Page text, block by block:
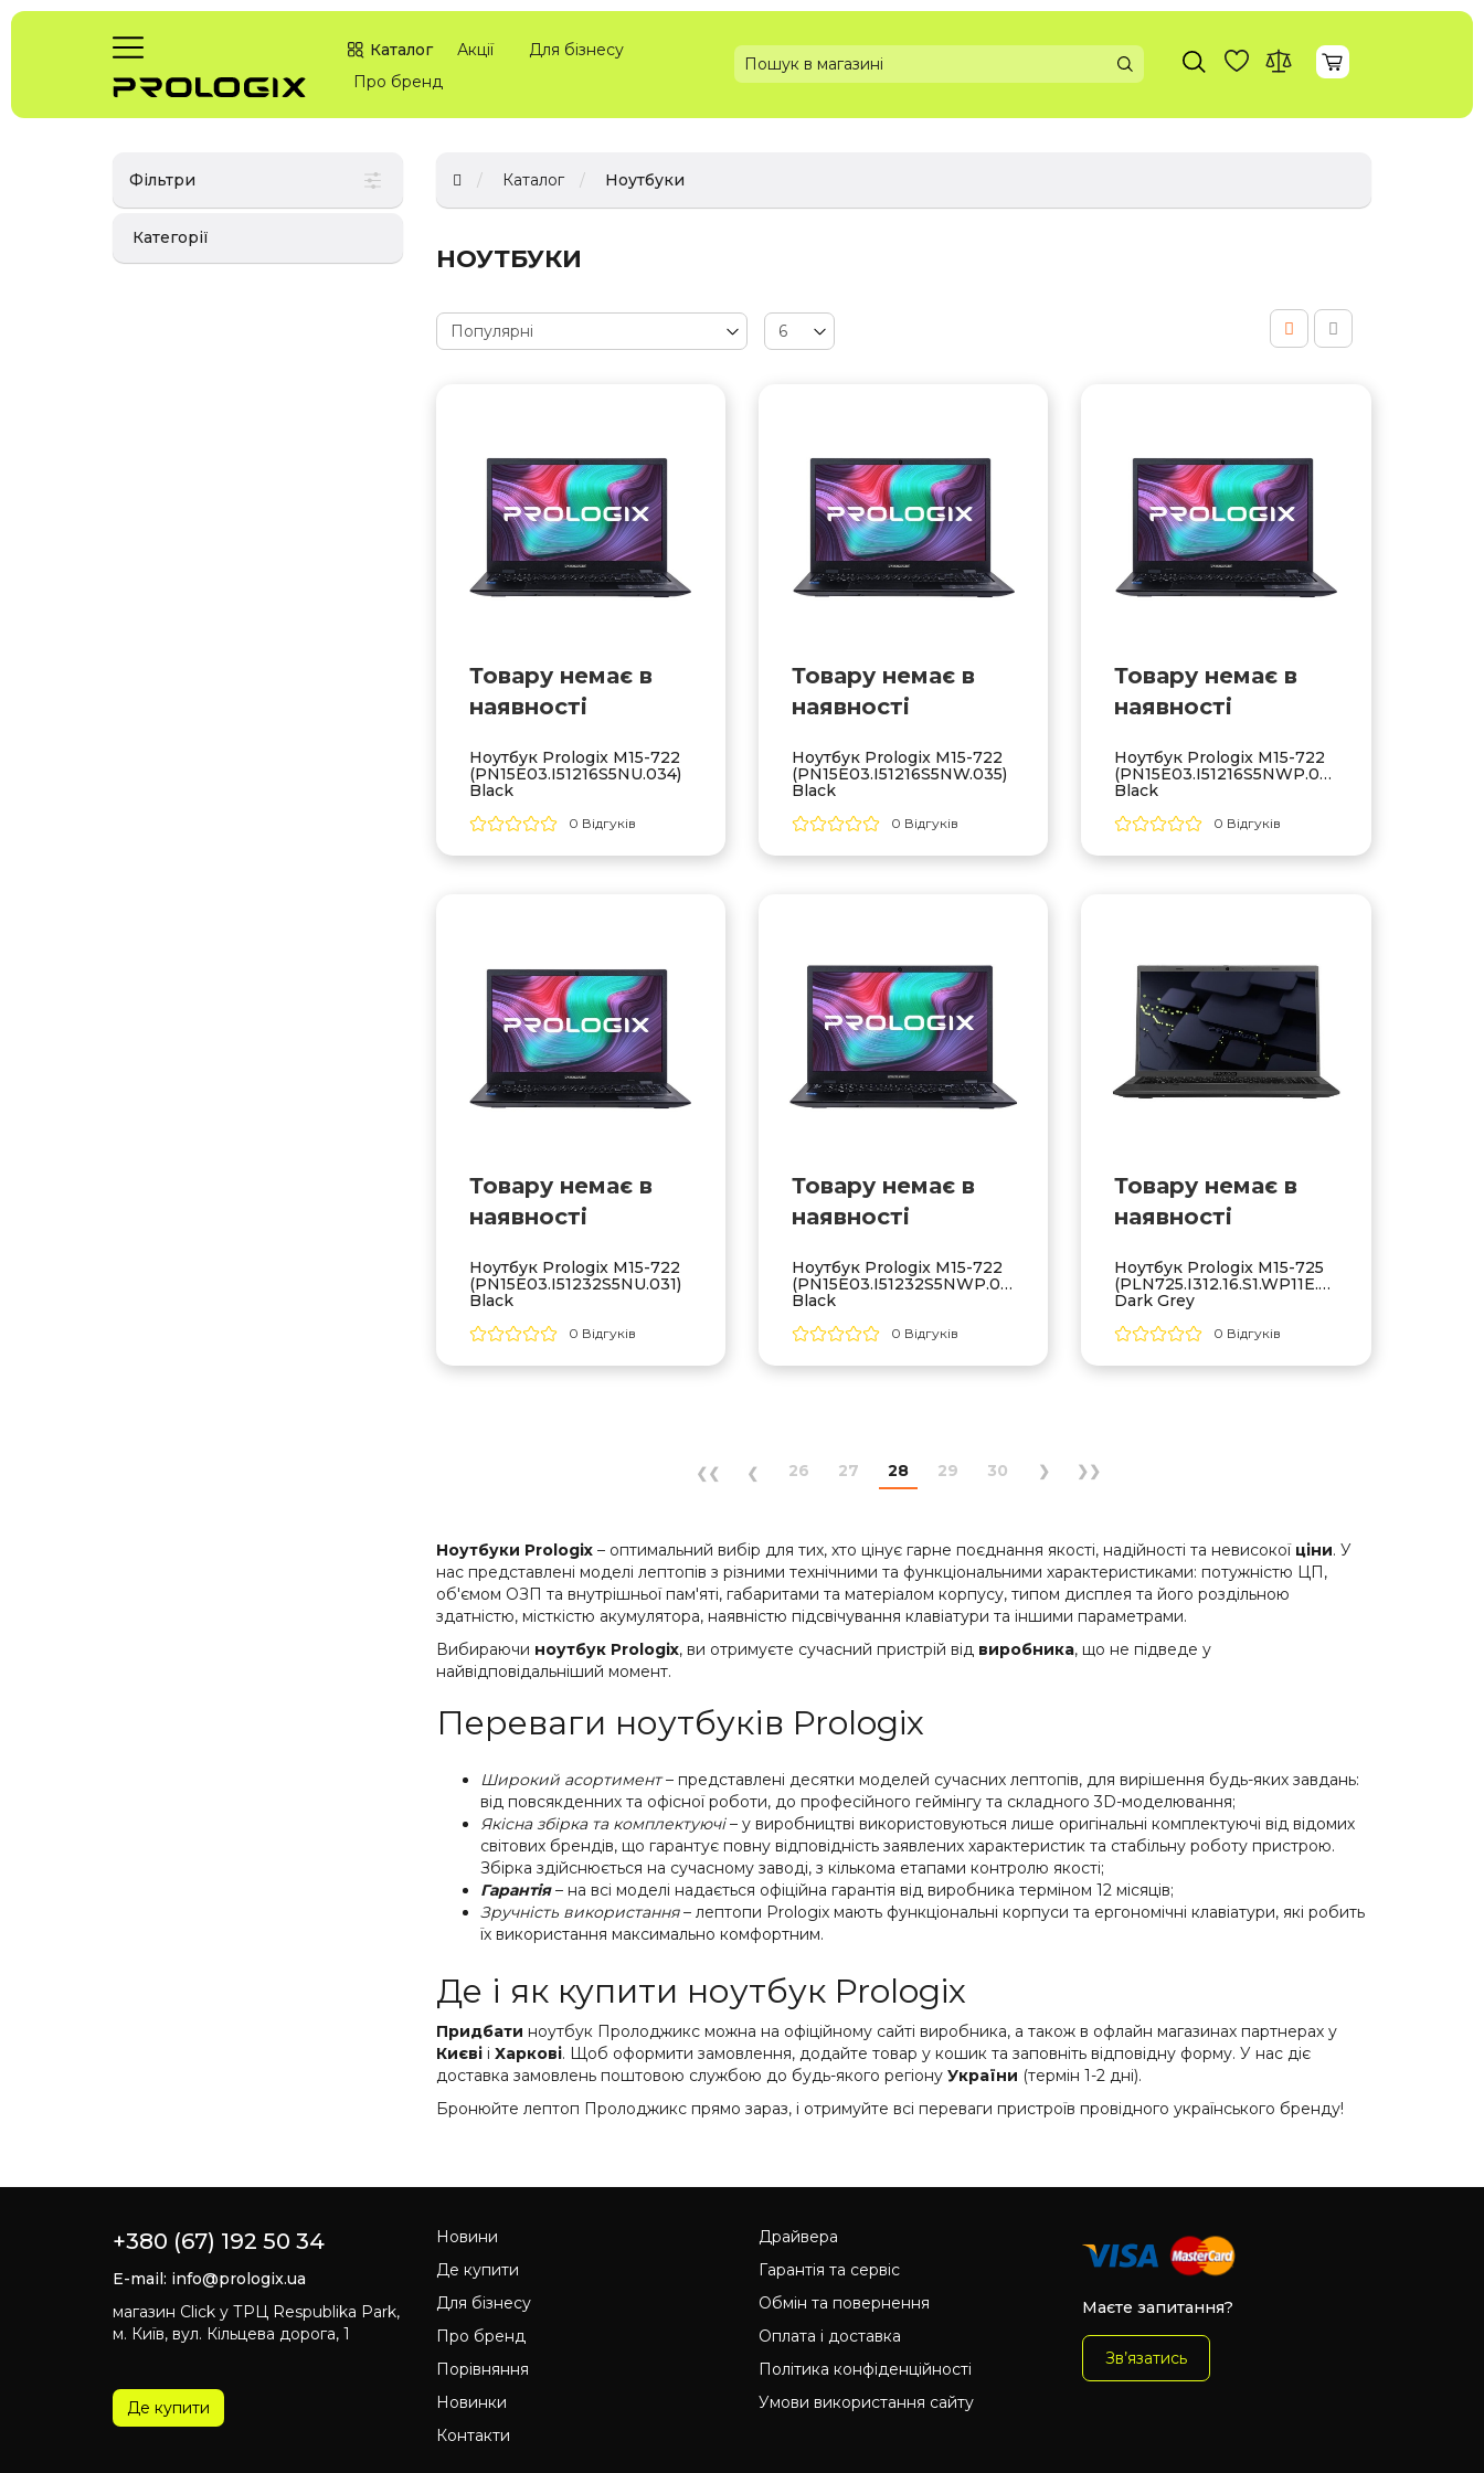
Каталог Акції
Для бізнесу
Про бренд
Фільтри
Категорії
Каталог Ноутбуки
НОУТБУКИ
Товару немає в
наявностi
Ноутбук Prologix M15-722
(PN15E03.I51216S5NU.034)
Black
0 Відгуків
Товару немає в
наявностi
Ноутбук Prologix M15-722
(PN15E03.I51216S5NW.035)
Black
0 Відгуків
Товару немає в
наявностi
Ноутбук Prologix M15-722
(PN15E03.I51216S5NWP.036)
Black
0 Відгуків
Товару немає в
наявностi
Ноутбук Prologix M15-722
(PN15E03.I51232S5NU.031)
Black
0 Відгуків
Товару немає в
наявностi
Ноутбук Prologix M15-722
(PN15E03.I51232S5NWP.033SE)
Black
0 Відгуків
Товару немає в
наявностi
Ноутбук Prologix M15-725
(PLN725.I312.16.S1.WP11E.020)
Dark Grey
0 Відгуків
26 27 28 29 30
Ноутбуки Prologix– оптимальний вибір для тих, хто цінує гарне поєднання якості, надійності та невисокої ціни. У
нас представлені моделі лептопів з різними технічними та функціональними характеристиками: потужністю ЦП,
об'ємом ОЗП та внутрішньої пам'яті, габаритами та матеріалом корпусу, типом дисплея та його роздільною
здатністю, місткістю акумулятора, наявністю підсвічування клавіатури та іншими параметрами.
Вибираючи ноутбук Prologix, ви отримуєте сучасний пристрій від виробника, що не підведе у
найвідповідальніший момент.
Переваги ноутбуків Prologix
Широкий асортимент– представлені десятки моделей сучасних лептопів, для вирішення будь-яких завдань:
від повсякденних та офісної роботи, до професійного геймінгу та складного 3D-моделювання;
Якісна збірка та комплектуючі– у виробництві використовуються лише оригінальні комплектуючі від відомих
світових брендів, що гарантує повну відповідність заявлених характеристик та стабільну роботу пристрою.
Збірка здійснюється на сучасному заводі, з кількома етапами контролю якості;
Гарантія– на всі моделі надається офіційна гарантія від виробника терміном 12 місяців;
Зручність використання– лептопи Prologix мають функціональні корпуси та ергономічні клавіатури, які робить
їх використання максимально комфортним.
Де і як купити ноутбук Prologix
Придбати ноутбук Пролоджикс можна на офіційному сайті виробника, а також в офлайн магазинах партнерах у
Києвіі Харкові. Щоб оформити замовлення, додайте товар у кошик та заповніть відповідну форму. У нас діє
доставка замовлень поштовою службою до будь-якого регіону України (термін 1-2 дні).
Бронюйте лептоп Пролоджикс прямо зараз, і отримуйте всі переваги пристроїв провідного українського бренду!
+380 (67) 192 50 34
E-mail: info@prologix.ua
магазин Click у ТРЦ Respublika Park,
м. Київ, вул. Кільцева дорога, 1
Де купити
Новини
Де купити
Для бізнесу
Про бренд
Порівняння
Новинки
Контакти
Драйвера
Гарантія та сервіс
Обмін та повернення
Оплата і доставка
Політика конфіденційності
Умови використання сайту
Маєте запитання?
Зв’язатись